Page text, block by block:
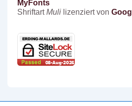
MyFonts
ShriftartMuli lizenziert von